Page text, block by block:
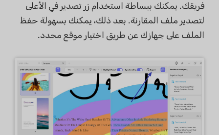
فريقك. يمكنك ببساطة استخدام زر تصدير في الأعلى
لتصدير ملف المقارنة. بعد ذلك، يمكنك بسهولة حفظ
الملف على جهازك عن طريق اختيار موقع محدد.